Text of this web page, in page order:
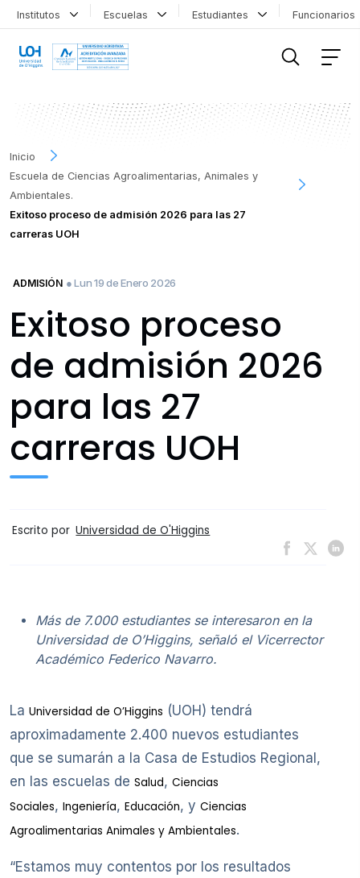
Institutos Escuelas Estudiantes
Inicio
Escuela de Ciencias Agroalimentarias, Animales y
Ambientales.
Exitoso proceso de admisión 2026 para las 27
carreras UOH
ADMISIÓN ● Lun 19 de Enero 2026
Exitoso proceso
de admisión 2026
para las 27
carreras UOH
Escrito por Universidad de O'Higgins
Más de 7.000 estudiantes se interesaron en la
Universidad de O’Higgins, señaló el Vicerrector
Académico Federico Navarro.
La Universidad de O’Higgins (UOH) tendrá
aproximadamente 2.400 nuevos estudiantes
que se sumarán a la Casa de Estudios Regional,
en las escuelas de Salud, Ciencias
Sociales, Ingeniería, Educación, y Ciencias
Agroalimentarias Animales y Ambientales.
“Estamos muy contentos por los resultados